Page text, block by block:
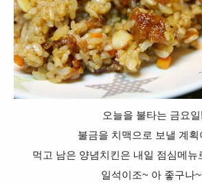
오늘을 불타는 금요일
불금을 치맥으로 보낼 계획
먹고 남은 양념치킨은 내일 점심메뉴
일석이조~ 아 좋구나